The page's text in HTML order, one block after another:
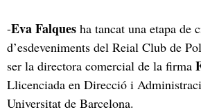
-Eva Falques ha tancat una etapa de
d’esdeveniments del Reial Club de
ser la directora comercial de la firma
Llicenciada en Direcció i
Universitat de Barcelona.